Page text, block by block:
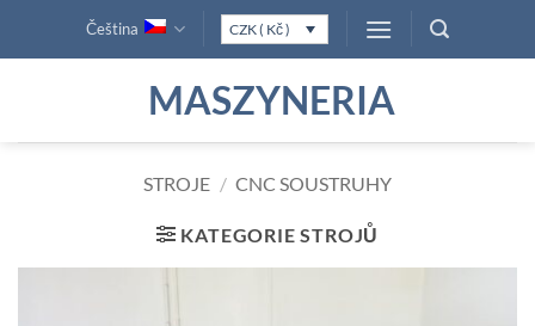
Čeština CZK ( Kč )
MASZYNERIA
STROJE / CNC SOUSTRUHY
KATEGORIE STROJŮ